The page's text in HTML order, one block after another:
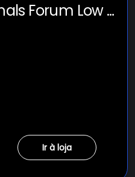
Forum Low Cl
Ir à loja